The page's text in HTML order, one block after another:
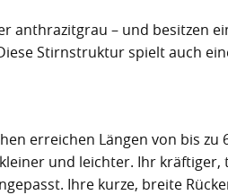
anthrazitgrau – und besitzen
Stirnstruktur spielt auch
erreichen Längen von bis zu
und leichter. Ihr
Ihre kurze, breite